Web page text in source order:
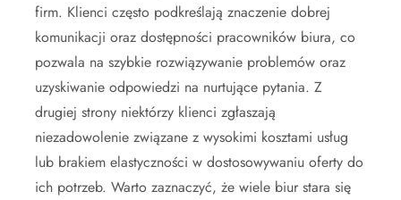
firm. Klienci często podkreślają znaczenie dobrej
komunikacji oraz dostępności pracowników biura, co
pozwala na szybkie rozwiązywanie problemów oraz
uzyskiwanie odpowiedzi na nurtujące pytania. Z
drugiej strony niektórzy klienci zgłaszają
niezadowolenie związane z wysokimi kosztami usług
lub brakiem elastyczności w dostosowywaniu oferty do
ich potrzeb. Warto zaznaczyć, że wiele biur stara się